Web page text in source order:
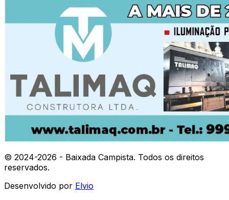
© 2024-2026 - Baixada Campista. Todos os direitos
reservados.
Desenvolvido por Elvio